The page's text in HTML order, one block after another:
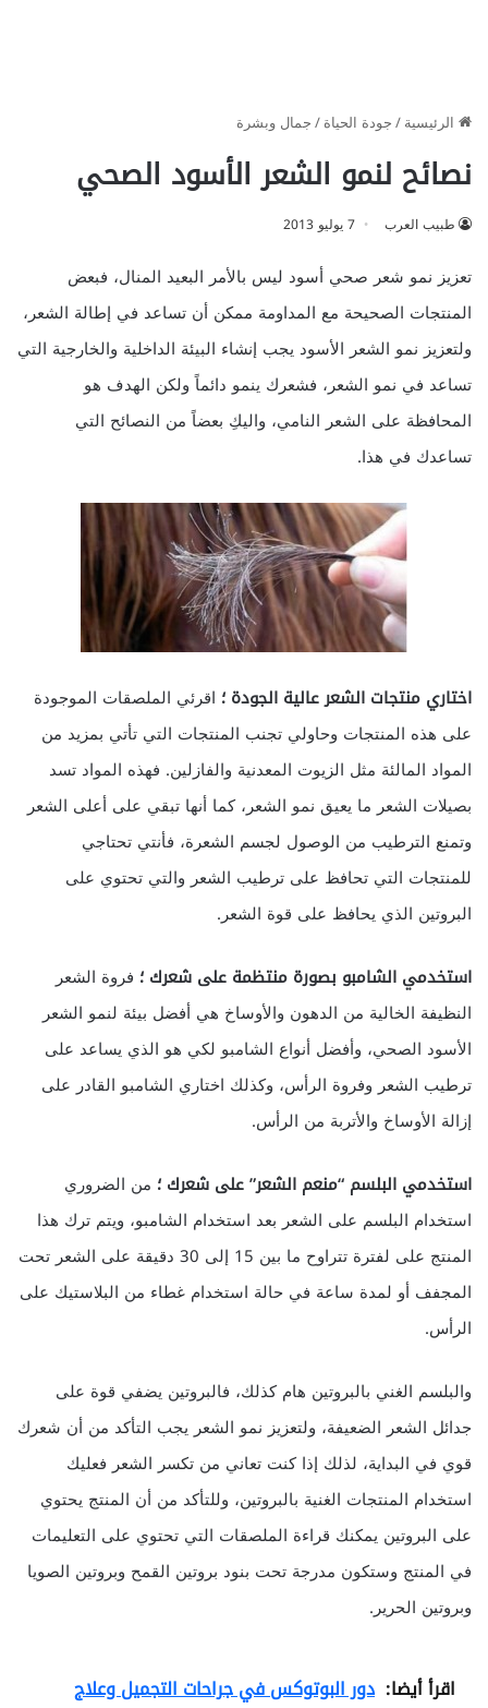
الرئيسية/جودة الحياة/جمال وبشرة
نصائح لنمو الشعر الأسود الصحي
طبيب العرب 7 يوليو 2013
تعزيز نمو شعر صحي أسود ليس بالأمر البعيد المنال، فبعض
المنتجات الصحيحة مع المداومة ممكن أن تساعد في إطالة الشعر،
ولتعزيز نمو الشعر الأسود يجب إنشاء البيئة الداخلية والخارجية التي
تساعد في نمو الشعر، فشعرك ينمو دائماً ولكن الهدف هو
المحافظة على الشعر النامي، واليكِ بعضاً من النصائح التي
تساعدك في هذا.
اختاري منتجات الشعر عالية الجودة ؛ اقرئي الملصقات الموجودة
على هذه المنتجات وحاولي تجنب المنتجات التي تأتي بمزيد من
المواد المالئة مثل الزيوت المعدنية والفازلين. فهذه المواد تسد
بصيلات الشعر ما يعيق نمو الشعر، كما أنها تبقي على أعلى الشعر
وتمنع الترطيب من الوصول لجسم الشعرة، فأنتي تحتاجي
للمنتجات التي تحافظ على ترطيب الشعر والتي تحتوي على
البروتين الذي يحافظ على قوة الشعر.
استخدمي الشامبو بصورة منتظمة على شعرك ؛ فروة الشعر
النظيفة الخالية من الدهون والأوساخ هي أفضل بيئة لنمو الشعر
الأسود الصحي، وأفضل أنواع الشامبو لكي هو الذي يساعد على
ترطيب الشعر وفروة الرأس، وكذلك اختاري الشامبو القادر على
إزالة الأوساخ والأتربة من الرأس.
استخدمي البلسم “منعم الشعر” على شعرك ؛ من الضروري
استخدام البلسم على الشعر بعد استخدام الشامبو، ويتم ترك هذا
المنتج على لفترة تتراوح ما بين 15 إلى 30 دقيقة على الشعر تحت
المجفف أو لمدة ساعة في حالة استخدام غطاء من البلاستيك على
الرأس.
والبلسم الغني بالبروتين هام كذلك، فالبروتين يضفي قوة على
جدائل الشعر الضعيفة، ولتعزيز نمو الشعر يجب التأكد من أن شعرك
قوي في البداية، لذلك إذا كنت تعاني من تكسر الشعر فعليك
استخدام المنتجات الغنية بالبروتين، وللتأكد من أن المنتج يحتوي
على البروتين يمكنك قراءة الملصقات التي تحتوي على التعليمات
في المنتج وستكون مدرجة تحت بنود بروتين القمح وبروتين الصويا
وبروتين الحرير.
اقرأ أيضا: دور البوتوكس في جراحات التجميل وعلاج